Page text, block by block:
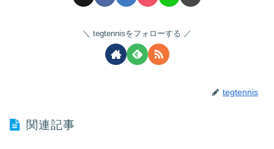
tegtennisをフォローする
tegtennis
関連記事